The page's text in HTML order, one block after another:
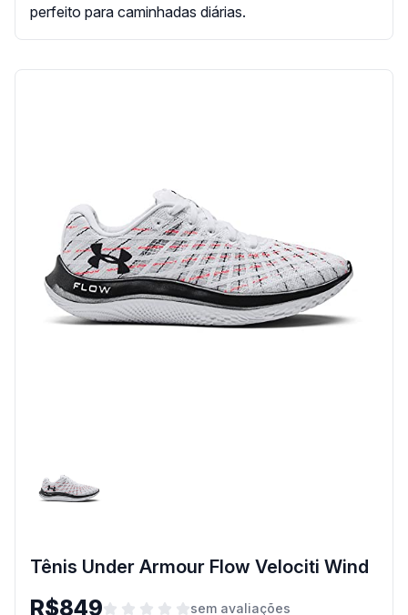
perfeito para caminhadas diárias.
Tênis Under Armour Flow Velociti Wind
R$849 sem avaliações